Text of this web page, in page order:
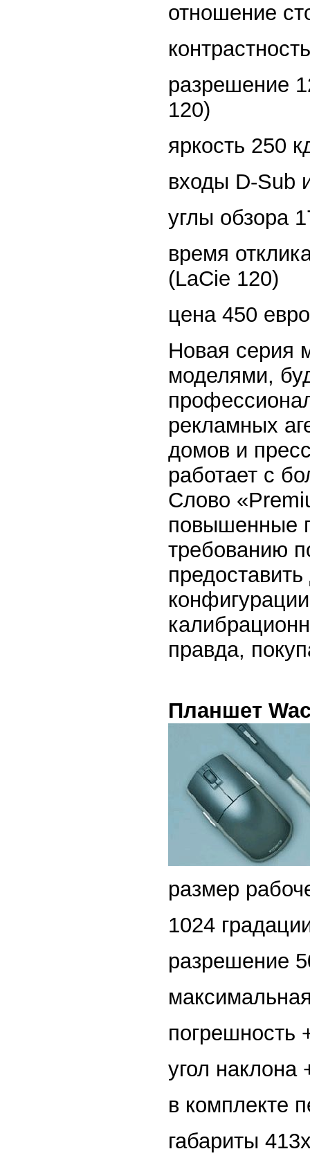
отношение
разрешение
120)
яркость 250
входы D-Sub
углы обзора
время
(LaCie 120)
цена 450
Новая серия
моделями,
рекламных
домов и
работает с
Слово
повышенные
требованию
правда,
Планшет
размер
1024
разрешение
погрешность
угол наклона
в комплекте
габариты